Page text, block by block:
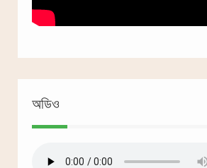
অডিও